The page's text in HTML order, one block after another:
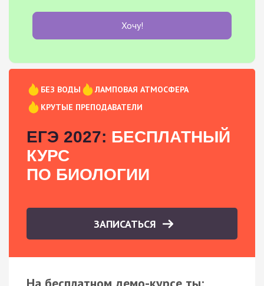
Хочу!
БЕЗ ВОДЫ
ЛАМПОВАЯ АТМОСФЕРА
КРУТЫЕ ПРЕПОДАВАТЕЛИ
ЕГЭ 2027: БЕСПЛАТНЫЙ
КУРС
ПО БИОЛОГИИ
ЗАПИСАТЬСЯ